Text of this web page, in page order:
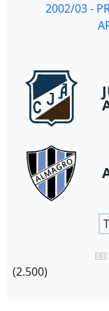
2002/03 -
(2.500)